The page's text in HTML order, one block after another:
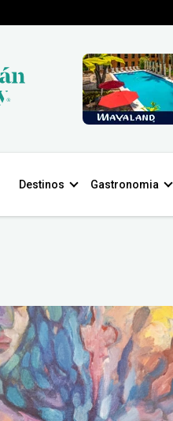
Destinos Gastronomia